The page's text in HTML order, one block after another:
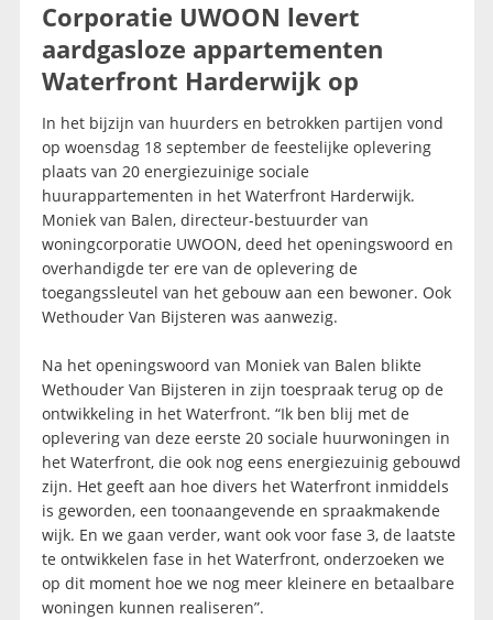
Corporatie UWOON levert
aardgasloze appartementen
Waterfront Harderwijk op
In het bijzijn van huurders en betrokken partijen vond
op woensdag 18 september de feestelijke oplevering
plaats van 20 energiezuinige sociale
huurappartementen in het Waterfront Harderwijk.
Moniek van Balen, directeur-bestuurder van
woningcorporatie UWOON, deed het openingswoord en
overhandigde ter ere van de oplevering de
toegangssleutel van het gebouw aan een bewoner. Ook
Wethouder Van Bijsteren was aanwezig.
Na het openingswoord van Moniek van Balen blikte
Wethouder Van Bijsteren in zijn toespraak terug op de
ontwikkeling in het Waterfront. “Ik ben blij met de
oplevering van deze eerste 20 sociale huurwoningen in
het Waterfront, die ook nog eens energiezuinig gebouwd
zijn. Het geeft aan hoe divers het Waterfront inmiddels
is geworden, een toonaangevende en spraakmakende
wijk. En we gaan verder, want ook voor fase 3, de laatste
te ontwikkelen fase in het Waterfront, onderzoeken we
op dit moment hoe we nog meer kleinere en betaalbare
woningen kunnen realiseren”.